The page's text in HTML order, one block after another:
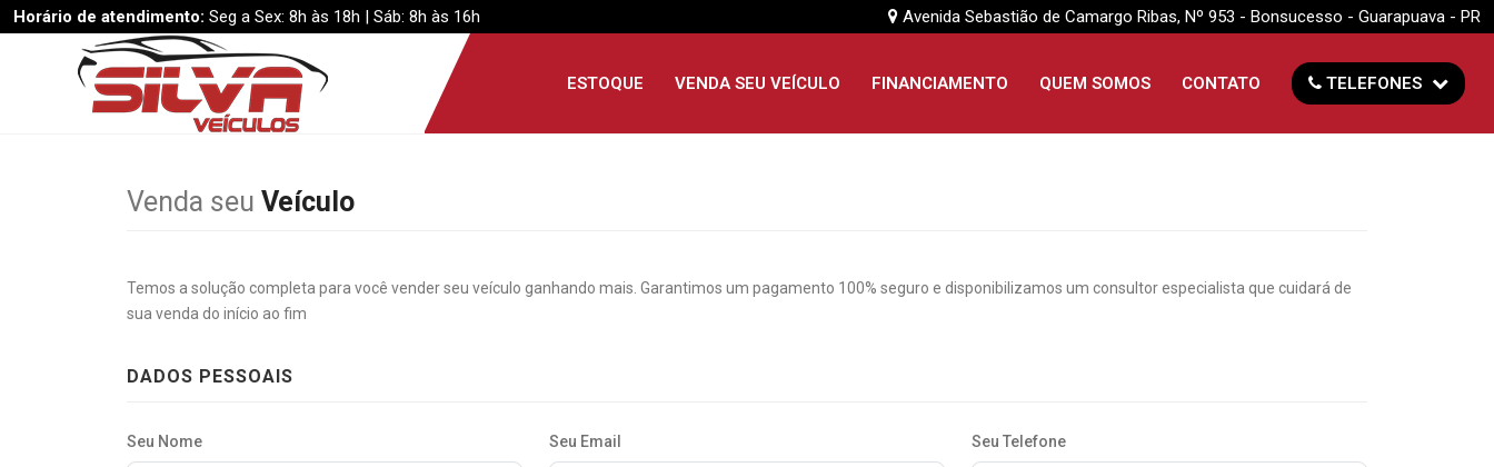
Horário de atendimento: Seg a Sex: 8h às 18h | Sáb: 8h às 16h Avenida Sebastião de Camargo Ribas, Nº 953 - Bonsucesso - Guarapuava - PR
ESTOQUE VENDA SEU VEÍCULO FINANCIAMENTO QUEM SOMOS CONTATO TELEFONES
Venda seu Veículo
Temos a solução completa para você vender seu veículo ganhando mais. Garantimos um pagamento 100% seguro e disponibilizamos um consultor especialista que cuidará de
sua venda do início ao fim
DADOS PESSOAIS
Seu Nome Seu Email Seu Telefone